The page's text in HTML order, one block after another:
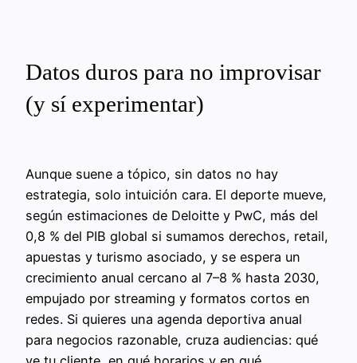
Datos duros para no improvisar
(y sí experimentar)
Aunque suene a tópico, sin datos no hay
estrategia, solo intuición cara. El deporte mueve,
según estimaciones de Deloitte y PwC, más del
0,8 % del PIB global si sumamos derechos, retail,
apuestas y turismo asociado, y se espera un
crecimiento anual cercano al 7–8 % hasta 2030,
empujado por streaming y formatos cortos en
redes. Si quieres una agenda deportiva anual
para negocios razonable, cruza audiencias: qué